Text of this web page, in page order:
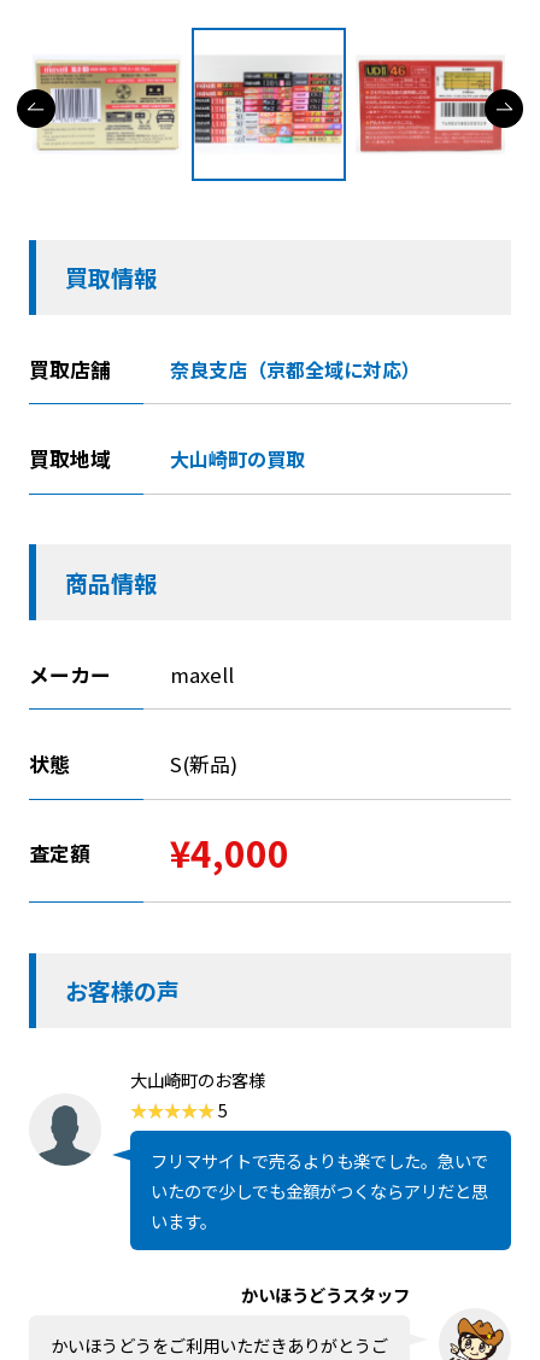
買取情報
買取店舗 奈良支店（京都全域に対応）
買取地域 大山崎町の買取
商品情報
メーカー maxell
状態 S(新品)
査定額 ¥4,000
お客様の声
大山崎町のお客様
5
フリマサイトで売るよりも楽でした。急いで
いたので少しでも金額がつくならアリだと思
います。
かいほうどうスタッフ
かいほうどうをご利用いただきありがとうご